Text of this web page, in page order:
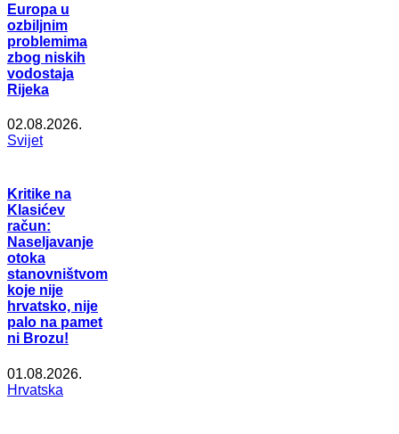
Europa u
ozbiljnim
problemima
zbog niskih
vodostaja
Rijeka
02.08.2026.
Svijet
Kritike na
Klasićev
račun:
Naseljavanje
otoka
stanovništvom
koje nije
hrvatsko, nije
palo na pamet
ni Brozu!
01.08.2026.
Hrvatska